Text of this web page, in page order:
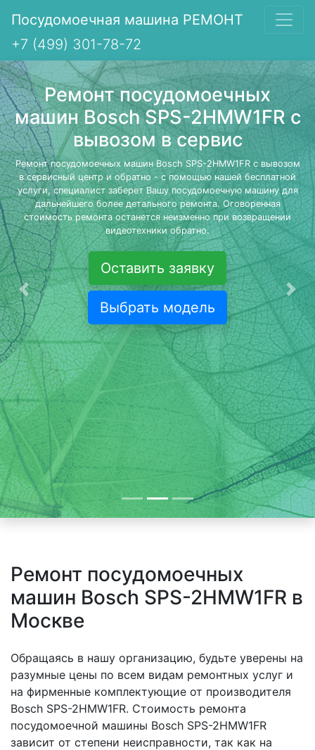
Посудомоечная машина РЕМОНТ
+7 (499) 301-78-72
Ремонт посудомоечных
машин Bosch SPS-2HMW1FR с
вывозом в сервис
Ремонт посудомоечных машин Bosch SPS-2HMW1FR с вывозом
в сервисный центр и обратно - с помощью нашей бесплатной
услуги, специалист заберет Вашу посудомоечную машину для
дальнейшего более детального ремонта. Оговоренная
стоимость ремонта останется неизменно при возвращении
видеотехники обратно.
Оставить заявку
Выбрать модель
Предыдущая
Ремонт посудомоечных
машин Bosch SPS-2HMW1FR в
Москве
Обращаясь в нашу организацию, будьте уверены на
разумные цены по всем видам ремонтных услуг и
на фирменные комплектующие от производителя
Bosch SPS-2HMW1FR. Стоимость ремонта
посудомоечной машины Bosch SPS-2HMW1FR
зависит от степени неисправности, так как на